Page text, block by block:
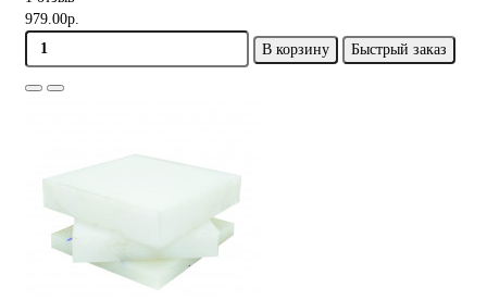
979.00р.
В корзину
Быстрый заказ